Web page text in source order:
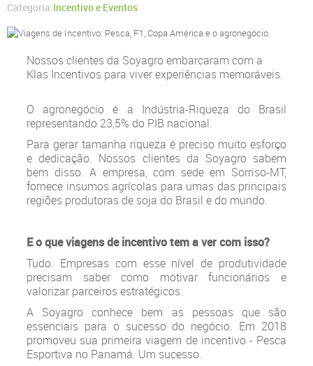
Categoria:Incentivo e Eventos
Nossos clientes da Soyagro embarcaram com a
Klas Incentivos para viver experiências memoráveis.
O agronegócio é a Indústria-Riqueza do Brasil
representando 23,5% do PIB nacional.
Para gerar tamanha riqueza é preciso muito esforço
e dedicação. Nossos clientes da Soyagro sabem
bem disso. A empresa, com sede em Sorriso-MT,
fornece insumos agrícolas para umas das principais
regiões produtoras de soja do Brasil e do mundo.
E o que viagens de incentivo tem a ver com isso?
Tudo. Empresas com esse nível de produtividade
precisam saber como motivar funcionários e
valorizar parceiros estratégicos.
A Soyagro conhece bem as pessoas que são
essenciais para o sucesso do negócio. Em 2018
promoveu sua primeira viagem de incentivo - Pesca
Esportiva no Panamá. Um sucesso.